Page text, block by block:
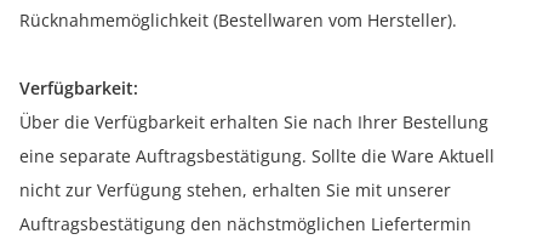
Rücknahmemöglichkeit (Bestellwaren vom Hersteller).
Verfügbarkeit:
Über die Verfügbarkeit erhalten Sie nach Ihrer Bestellung
eine separate Auftragsbestätigung. Sollte die Ware Aktuell
nicht zur Verfügung stehen, erhalten Sie mit unserer
Auftragsbestätigung den nächstmöglichen Liefertermin